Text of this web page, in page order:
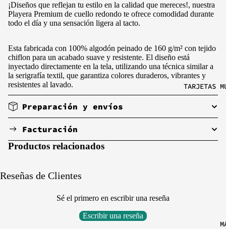
TARJETAS
¡Diseños que reflejan tu estilo en la calidad que mereces!, nuestra
Playera Premium de cuello redondo te ofrece comodidad durante
todo el día y una sensación ligera al tacto.
Esta fabricada con 100% algodón peinado de 160 g/m² con tejido
chiflon para un acabado suave y resistente. El diseño está
inyectado directamente en la tela, utilizando una técnica similar a
la serigrafía textil, que garantiza colores duraderos, vibrantes y
resistentes al lavado.
Preparación y envíos
Facturación
Productos relacionados
Reseñas de Clientes
Sé el primero en escribir una reseña
Escribir una reseña
1 Agrega tu producto al carrito y
2 cantidad de mesesy confirma.
3 Paga mes a mescon saldo disponible,
débito u otros medios.
Crédito sujeto a aprobación.
¿Tienes dudas? Consulta nuestra